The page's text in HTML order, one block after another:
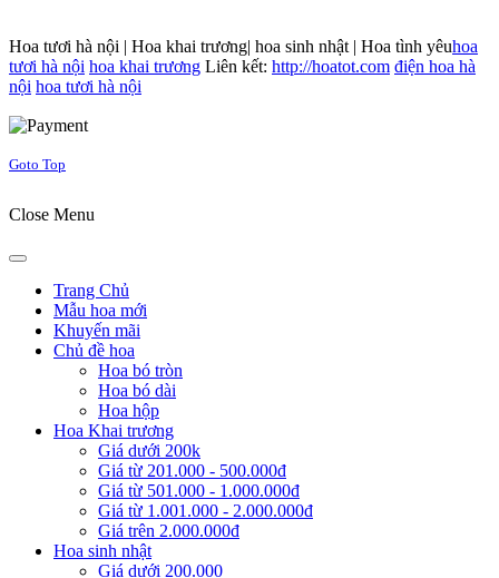
Hoa tươi hà nội | Hoa khai trương| hoa sinh nhật | Hoa tình yêuhoa
tươi hà nội hoa khai trương Liên kết: http://hoatot.com điện hoa hà
nội hoa tươi hà nội
Goto Top
Close Menu
Trang Chủ
Mẫu hoa mới
Khuyến mãi
Chủ đề hoa
Hoa bó tròn
Hoa bó dài
Hoa hộp
Hoa Khai trương
Giá dưới 200k
Giá từ 201.000 - 500.000đ
Giá từ 501.000 - 1.000.000đ
Giá từ 1.001.000 - 2.000.000đ
Giá trên 2.000.000đ
Hoa sinh nhật
Giá dưới 200.000